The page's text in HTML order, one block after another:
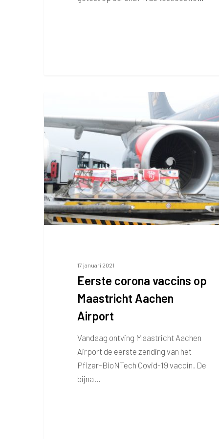
vaccins
Maastricht
Aachen
Airport
17 januari 2021
Eerste corona vaccins op
Maastricht Aachen
Airport
Vandaag ontving Maastricht Aachen
Airport de eerste zending van het
Pfizer-BioNTech Covid-19 vaccin. De
bijna…